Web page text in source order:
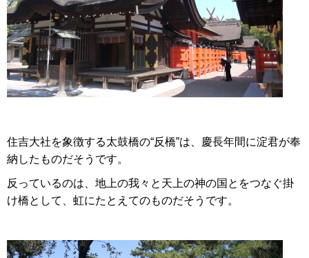
住吉大社を象徴する太鼓橋の“反橋”は、慶長年間に淀君が奉
納したものだそうです。
反っているのは、地上の我々と天上の神の国とをつなぐ掛
け橋として、虹にたとえてのものだそうです。